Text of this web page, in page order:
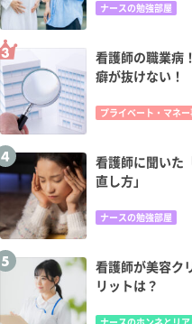
ナースの勉強部屋
看護師の職業病
癖が抜けない！
プライベート・マネ
看護師に聞いた
直し方」
ナースの勉強部屋
看護師が美容ク
リットは？